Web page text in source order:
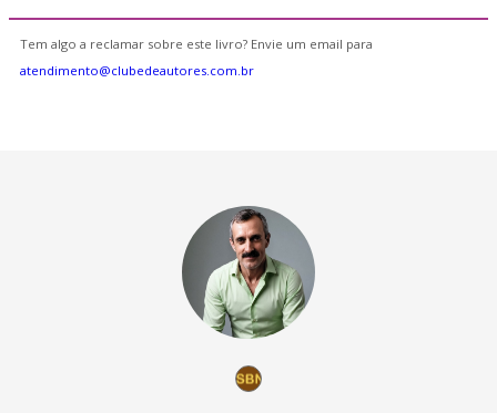
Tem algo a reclamar sobre este livro? Envie um email para
atendimento@clubedeautores.com.br